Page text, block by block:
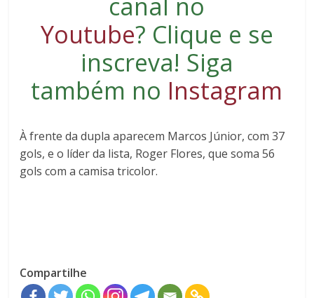
Youtube? Clique e se
inscreva! Siga
também no Instagram
À frente da dupla aparecem Marcos Júnior, com 37
gols, e o líder da lista, Roger Flores, que soma 56
gols com a camisa tricolor.
Compartilhe